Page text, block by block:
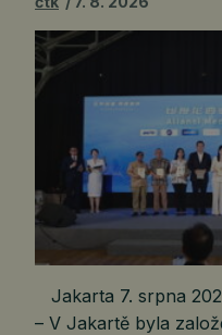
Jakarta 7. srpna
– V Jakartě byla